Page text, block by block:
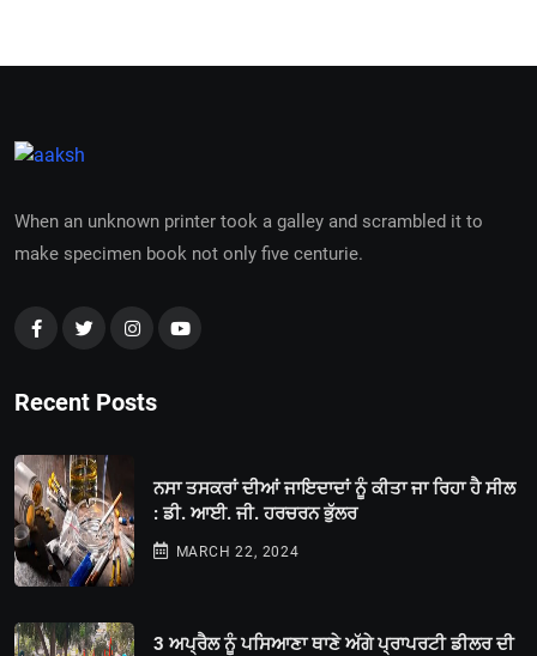
When an unknown printer took a galley and scrambled it to
make specimen book not only five centurie.
Recent Posts
ਨਸਾ ਤਸਕਰਾਂ ਦੀਆਂ ਜਾਇਦਾਦਾਂ ਨੂੰ ਕੀਤਾ ਜਾ ਰਿਹਾ ਹੈ ਸੀਲ
: ਡੀ. ਆਈ. ਜੀ. ਹਰਚਰਨ ਭੁੱਲਰ
MARCH 22, 2024
3 ਅਪ੍ਰੈਲ ਨੂੰ ਪਸਿਆਣਾ ਥਾਣੇ ਅੱਗੇ ਪ੍ਰਾਪਰਟੀ ਡੀਲਰ ਦੀ